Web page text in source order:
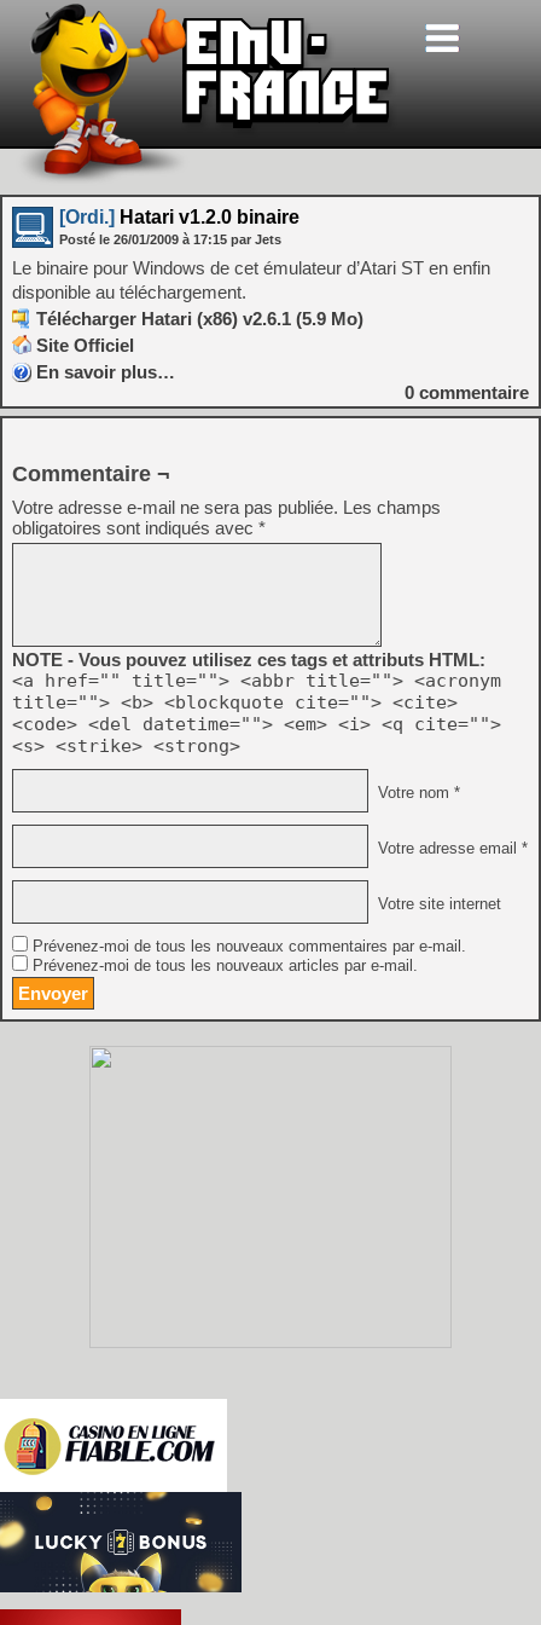
[Ordi.] Hatari v1.2.0 binaire
Posté le 26/01/2009 à 17:15 par Jets
Le binaire pour Windows de cet émulateur d’Atari ST en enfin
disponible au téléchargement.
Télécharger Hatari (x86) v2.6.1 (5.9 Mo)
Site Officiel
En savoir plus…
0 commentaire
Commentaire ¬
Votre adresse e-mail ne sera pas publiée. Les champs
obligatoires sont indiqués avec *
NOTE - Vous pouvez utilisez ces tags et attributs HTML:
<a href="" title=""> <abbr title=""> <acronym
title=""> <b> <blockquote cite=""> <cite>
<code> <del datetime=""> <em> <i> <q cite="">
<s> <strike> <strong>
Votre nom *
Votre adresse email *
Votre site internet
Prévenez-moi de tous les nouveaux commentaires par e-mail.
Prévenez-moi de tous les nouveaux articles par e-mail.